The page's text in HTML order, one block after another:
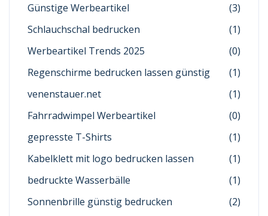
Günstige Werbeartikel
(3)
Schlauchschal bedrucken
(1)
Werbeartikel Trends 2025
(0)
Regenschirme bedrucken lassen günstig
(1)
venenstauer.net
(1)
Fahrradwimpel Werbeartikel
(0)
gepresste T-Shirts
(1)
Kabelklett mit logo bedrucken lassen
(1)
bedruckte Wasserbälle
(1)
Sonnenbrille günstig bedrucken
(2)